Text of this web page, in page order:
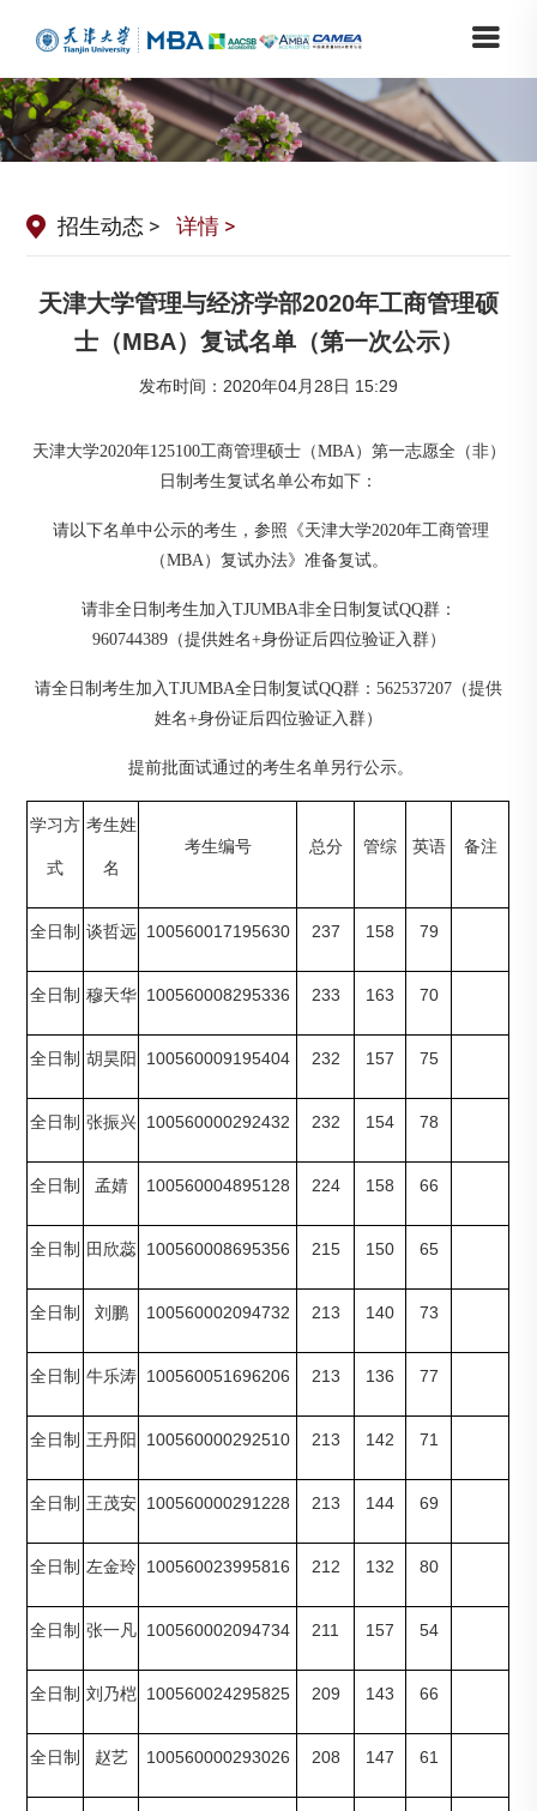
招生动态 > 详情 >
天津大学管理与经济学部2020年工商管理硕
士（MBA）复试名单（第一次公示）
发布时间：2020年04月28日 15:29
天津大学2020年125100工商管理硕士（MBA）第一志愿全（非）
日制考生复试名单公布如下：
请以下名单中公示的考生，参照《天津大学2020年工商管理
（MBA）复试办法》准备复试。
请非全日制考生加入TJUMBA非全日制复试QQ群：
960744389（提供姓名+身份证后四位验证入群）
请全日制考生加入TJUMBA全日制复试QQ群：562537207 （提供
姓名+身份证后四位验证入群）
提前批面试通过的考生名单另行公示。
学习方
式
考生姓
名
考生编号 总分 管综 英语 备注
全日制 谈哲远 100560017195630 237 158 79
全日制 穆天华 100560008295336 233 163 70
全日制 胡昊阳 100560009195404 232 157 75
全日制 张振兴 100560000292432 232 154 78
全日制 孟婧 100560004895128 224 158 66
全日制 田欣蕊 100560008695356 215 150 65
全日制 刘鹏 100560002094732 213 140 73
全日制 牛乐涛 100560051696206 213 136 77
全日制 王丹阳 100560000292510 213 142 71
全日制 王茂安 100560000291228 213 144 69
全日制 左金玲 100560023995816 212 132 80
全日制 张一凡 100560002094734 211 157 54
全日制 刘乃桤 100560024295825 209 143 66
全日制 赵艺 100560000293026 208 147 61